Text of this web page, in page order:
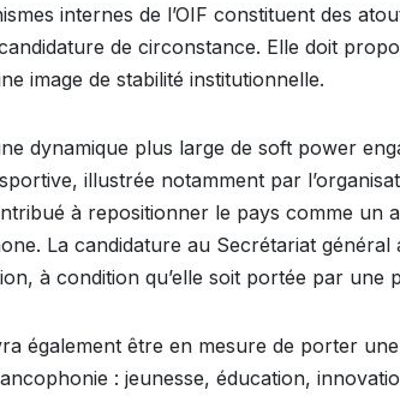
internes de l’OIF constituent des
de circonstance. Elle doit
image de stabilité institutionnelle.
dynamique plus large de soft power
illustrée notamment par
à repositionner le pays comme un
La candidature au Secrétariat
à condition qu’elle soit portée par une
également être en mesure de porter
: jeunesse, éducation,